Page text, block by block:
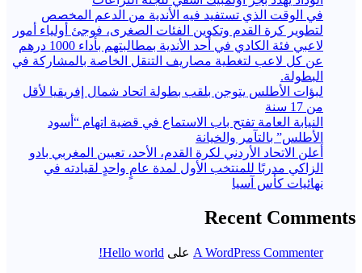
في الوقت الذي تستفيد فيه الأندية من الدعم المخصص
لتطوير كرة القدم وتكوين الفئات الصغرى، فوجئ أولياء أمور
لاعبي فئة الكادي في أحد الأندية بمطالبتهم بأداء 1000 درهم
عن كل لاعب لتغطية مصاريف التنقل الخاصة بالمشاركة في
البطولة.
لبؤات الأطلس يتوجن بلقب بطولة اتحاد شمال إفريقيا لأقل
من 17 سنة
النيابة العامة تفتح باب الاستماع في قضية اتهام “أسود
الأطلس” بالتآمر والخيانة
أعلن الاتحاد الأردني لكرة القدم، الأحد، تعيين المغربي بادو
الزاكي مدربًا للمنتخب الأول لمدة عامٍ واحدٍ لقيادته ​في
نهائيات كأس آسيا
Recent Comments
A WordPress Commenter على Hello world!